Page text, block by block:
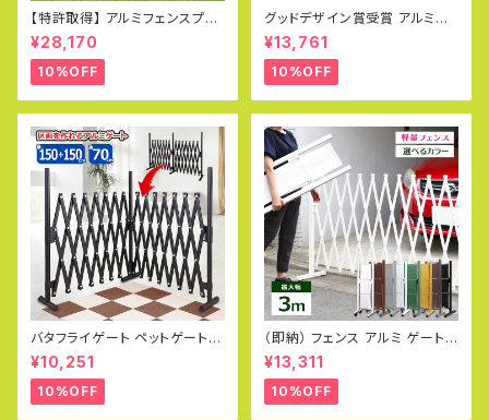
【特許取得】 アルミフェンスプラ
ンター 90×180cm 木目調 目
隠し プランター オレフェンスプ
ランター おしゃれ ラティス OFP
0918
¥28,170
10%OFF
グッドデザイン賞受賞 アルミ製
エアコン室外機カバー（大型タイ
プ）Lサイズ エアコン室外機対応
実用新案取得
¥13,761
10%OFF
バタフライゲート ペットゲート フ
ェンス 幅150cm×150cm 高70
cm アルミフェンス ラティス ゲ
ート 犬 ドッグラン 目隠し ペット
フェンス サークル 猫 SXG073
¥10,251
10%OFF
（即納） フェンス アルミ ゲート
幅3.0m 伸縮ゲート 門扉 アル
ミフェンス diy 簡単 種類 支柱
ガーデン アルマックス QXG103
0 土日出荷OK
¥13,311
10%OFF